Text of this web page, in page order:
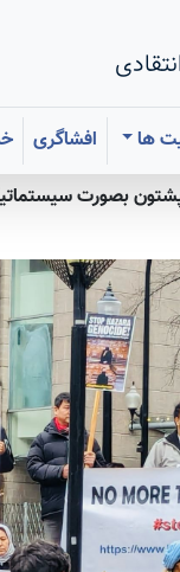
ها افشاگری
بصورت